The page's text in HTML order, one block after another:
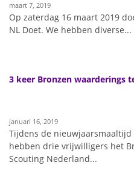
maart 7, 2019
Op zaterdag 16 maart 2019
NL Doet. We hebben diverse...
3 keer Bronzen waarderings
januari 16, 2019
Tijdens de
hebben drie vrijwilligers het
Scouting Nederland...